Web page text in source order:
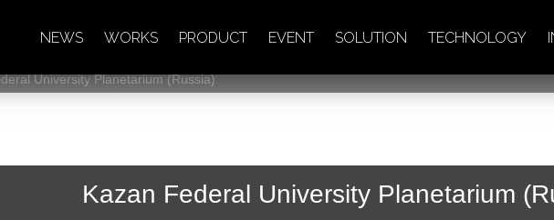
NEWS WORKS PRODUCT EVENT SOLUTION TECHNOLOGY
University Planetarium (Russia)
Kazan Federal University Planetarium